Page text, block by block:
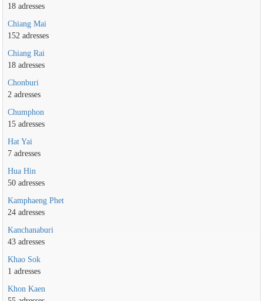
18 adresses
Chiang Mai
152 adresses
Chiang Rai
18 adresses
Chonburi
2 adresses
Chumphon
15 adresses
Hat Yai
7 adresses
Hua Hin
50 adresses
Kamphaeng Phet
24 adresses
Kanchanaburi
43 adresses
Khao Sok
1 adresses
Khon Kaen